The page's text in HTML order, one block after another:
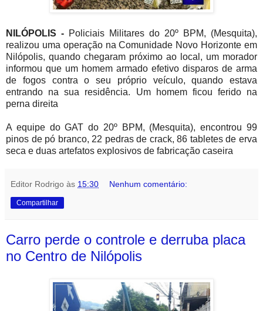
NILÓPOLIS - Policiais Militares do 20º BPM, (Mesquita),
realizou uma operação na Comunidade Novo Horizonte em
Nilópolis, quando chegaram próximo ao local, um morador
informou que um homem armado efetivo disparos de arma
de fogos contra o seu próprio veículo, quando estava
entrando na sua residência. Um homem ficou ferido na
perna direita
A equipe do GAT do 20º BPM, (Mesquita), encontrou 99
pinos de pó branco, 22 pedras de crack, 86 tabletes de erva
seca e duas artefatos explosivos de fabricação caseira
Editor Rodrigo às 15:30 Nenhum comentário:
Compartilhar
Carro perde o controle e derruba placa
no Centro de Nilópolis